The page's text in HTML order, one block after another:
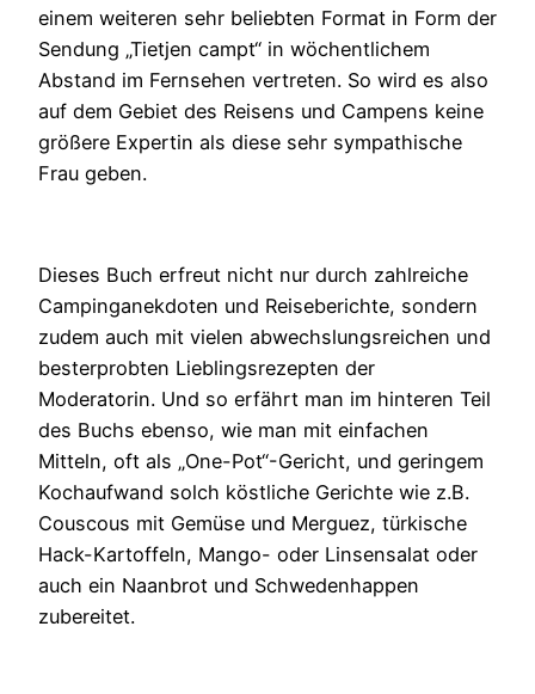
einem weiteren sehr beliebten Format in Form der
Sendung „Tietjen campt“ in wöchentlichem
Abstand im Fernsehen vertreten. So wird es also
auf dem Gebiet des Reisens und Campens keine
größere Expertin als diese sehr sympathische
Frau geben.
Dieses Buch erfreut nicht nur durch zahlreiche
Campinganekdoten und Reiseberichte, sondern
zudem auch mit vielen abwechslungsreichen und
besterprobten Lieblingsrezepten der
Moderatorin. Und so erfährt man im hinteren Teil
des Buchs ebenso, wie man mit einfachen
Mitteln, oft als „One-Pot“-Gericht, und geringem
Kochaufwand solch köstliche Gerichte wie z.B.
Couscous mit Gemüse und Merguez, türkische
Hack-Kartoffeln, Mango- oder Linsensalat oder
auch ein Naanbrot und Schwedenhappen
zubereitet.